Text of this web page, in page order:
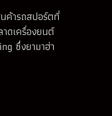
ค้ารถสปอร์ตที่
ดเครื่องยนต์
ซึ่งยามาฮ่า